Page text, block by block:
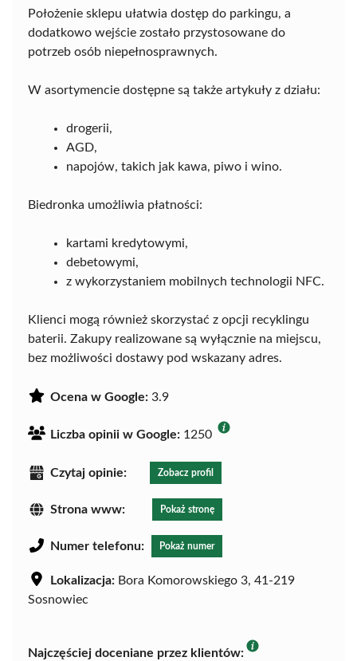
Położenie sklepu ułatwia dostęp do parkingu, a
dodatkowo wejście zostało przystosowane do
potrzeb osób niepełnosprawnych.
W asortymencie dostępne są także artykuły z działu:
drogerii,
AGD,
napojów, takich jak kawa, piwo i wino.
Biedronka umożliwia płatności:
kartami kredytowymi,
debetowymi,
z wykorzystaniem mobilnych technologii NFC.
Klienci mogą również skorzystać z opcji recyklingu
baterii. Zakupy realizowane są wyłącznie na miejscu,
bez możliwości dostawy pod wskazany adres.
Ocena w Google: 3.9
Liczba opinii w Google: 1250
Czytaj opinie: Zobacz profil
Strona www: Pokaż stronę
Numer telefonu: Pokaż numer
Lokalizacja: Bora Komorowskiego 3, 41-219
Sosnowiec
Najczęściej doceniane przez klientów: